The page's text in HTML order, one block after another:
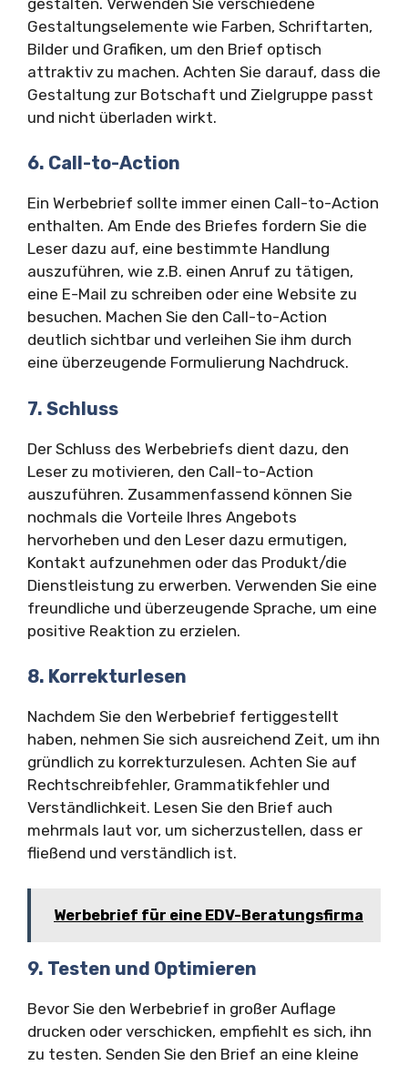
Gestaltungselemente wie Farben, Schriftarten,
Bilder und Grafiken, um den Brief optisch
attraktiv zu machen. Achten Sie darauf, dass die
Gestaltung zur Botschaft und Zielgruppe passt
und nicht überladen wirkt.
6. Call-to-Action
Ein Werbebrief sollte immer einen Call-to-Action
enthalten. Am Ende des Briefes fordern Sie die
Leser dazu auf, eine bestimmte Handlung
auszuführen, wie z.B. einen Anruf zu tätigen,
eine E-Mail zu schreiben oder eine Website zu
besuchen. Machen Sie den Call-to-Action
deutlich sichtbar und verleihen Sie ihm durch
eine überzeugende Formulierung Nachdruck.
7. Schluss
Der Schluss des Werbebriefs dient dazu, den
Leser zu motivieren, den Call-to-Action
auszuführen. Zusammenfassend können Sie
nochmals die Vorteile Ihres Angebots
hervorheben und den Leser dazu ermutigen,
Kontakt aufzunehmen oder das Produkt/die
Dienstleistung zu erwerben. Verwenden Sie eine
freundliche und überzeugende Sprache, um eine
positive Reaktion zu erzielen.
8. Korrekturlesen
Nachdem Sie den Werbebrief fertiggestellt
haben, nehmen Sie sich ausreichend Zeit, um ihn
gründlich zu korrekturzulesen. Achten Sie auf
Rechtschreibfehler, Grammatikfehler und
Verständlichkeit. Lesen Sie den Brief auch
mehrmals laut vor, um sicherzustellen, dass er
fließend und verständlich ist.
Werbebrief für eine EDV-Beratungsfirma
9. Testen und Optimieren
Bevor Sie den Werbebrief in großer Auflage
drucken oder verschicken, empfiehlt es sich, ihn
zu testen. Senden Sie den Brief an eine kleine